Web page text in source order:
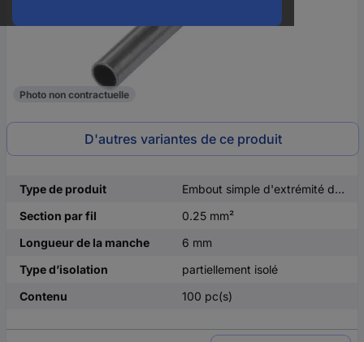
Photo non contractuelle
D'autres variantes de ce produit
Type de produit
Embout simple d'extrémité de câble
Section par fil
0.25 mm²
Longueur de la manche
6 mm
Type d’isolation
partiellement isolé
Contenu
100 pc(s)